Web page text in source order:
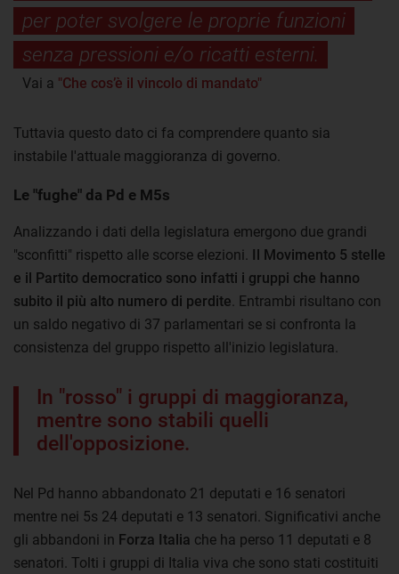
per poter svolgere le proprie funzioni
senza pressioni e/o ricatti esterni.
Vai a "Che cos’è il vincolo di mandato"
Tuttavia questo dato ci fa comprendere quanto sia
instabile l'attuale maggioranza di governo.
Le "fughe" da Pd e M5s
Analizzando i dati della legislatura emergono due grandi
"sconfitti" rispetto alle scorse elezioni. Il Movimento 5 stelle
e il Partito democratico sono infatti i gruppi che hanno
subito il più alto numero di perdite . Entrambi risultano con
un saldo negativo di 37 parlamentari se si confronta la
consistenza del gruppo rispetto all'inizio legislatura.
In "rosso" i gruppi di maggioranza,
mentre sono stabili quelli
dell'opposizione.
Nel Pd hanno abbandonato 21 deputati e 16 senatori
mentre nei 5s 24 deputati e 13 senatori. Significativi anche
gli abbandoni in Forza Italia che ha perso 11 deputati e 8
senatori. Tolti i gruppi di Italia viva che sono stati costituiti